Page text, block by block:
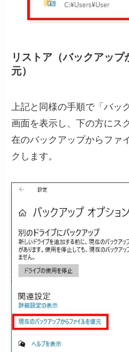
リストア（バックアップ
元）
上記と同様の手順で「バッ
画面を表示し、下の方にス
在のバックアップからファ
クします。